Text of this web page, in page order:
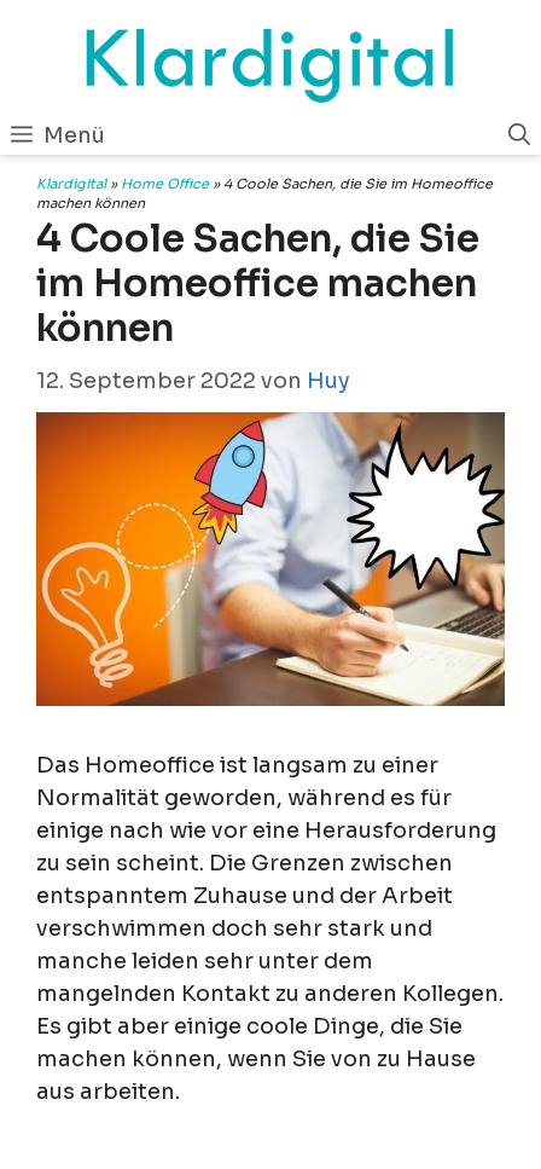
springen
Menü
Klardigital» Home Office» 4 Coole Sachen, die Sie im Homeoffice
machen können
4 Coole Sachen, die Sie
im Homeoffice machen
können
12. September 2022 von Huy
Das Homeoffice ist langsam zu einer
Normalität geworden, während es für
einige nach wie vor eine Herausforderung
zu sein scheint. Die Grenzen zwischen
entspanntem Zuhause und der Arbeit
verschwimmen doch sehr stark und
manche leiden sehr unter dem
mangelnden Kontakt zu anderen Kollegen.
Es gibt aber einige coole Dinge, die Sie
machen können, wenn Sie von zu Hause
aus arbeiten.